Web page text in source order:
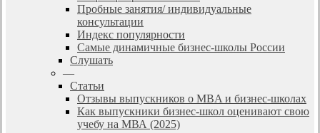
Пробные занятия/ индивидуальные
консультации
Индекс популярности
Самые динамичные бизнес-школы России
Слушать
—
Статьи
Отзывы выпускников о MBA и бизнес-школах
Как выпускники бизнес-школ оценивают свою
учебу на МВА (2025)